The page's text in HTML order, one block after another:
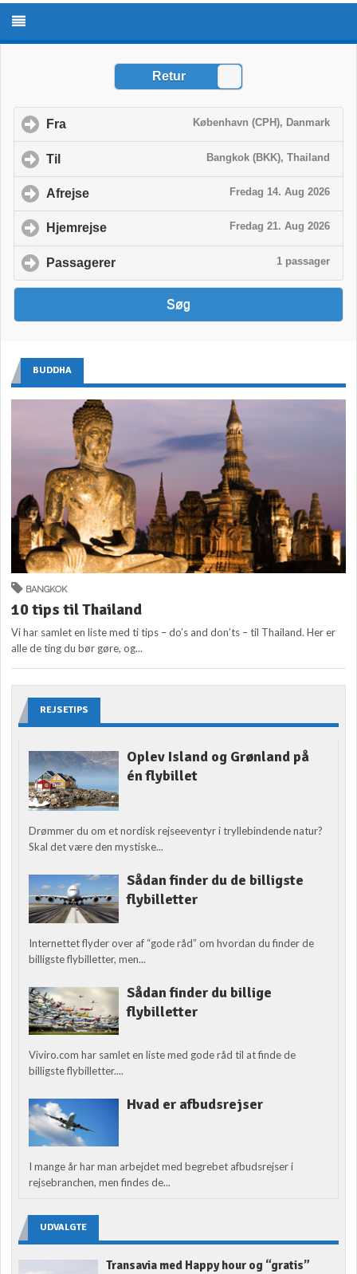
BUDDHA
BANGKOK
10 tips til Thailand
Vi har samlet en liste med ti tips – do’s and don’ts – til Thailand. Her er
alle de ting du bør gøre, og...
REJSETIPS
Oplev Island og Grønland på
én flybillet
Drømmer du om et nordisk rejseeventyr i tryllebindende natur?
Skal det være den mystiske...
Sådan finder du de billigste
flybilletter
Internettet flyder over af “gode råd” om hvordan du finder de
billigste flybilletter, men...
Sådan finder du billige
flybilletter
Viviro.com har samlet en liste med gode råd til at finde de
billigste flybilletter....
Hvad er afbudsrejser
I mange år har man arbejdet med begrebet afbudsrejser i
rejsebranchen, men findes de...
UDVALGTE
Transavia med Happy hour og “gratis”